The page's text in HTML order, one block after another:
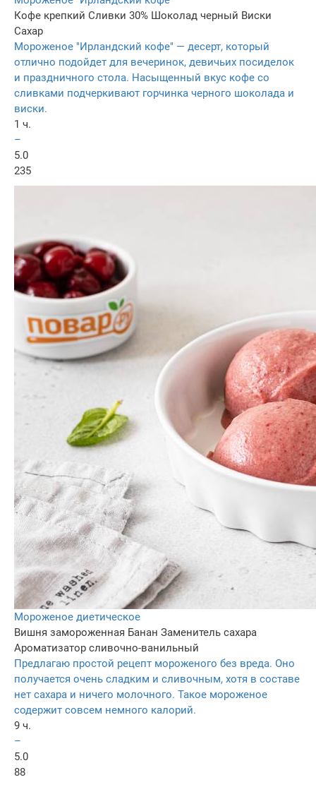
Кофе крепкий Сливки 30% Шоколад черный Виски
Сахар
Мороженое "Ирландский кофе" — десерт, который
отлично подойдет для вечеринок, девичьих посиделок
и праздничного стола. Насыщенный вкус кофе со
сливками подчеркивают горчинка черного шоколада и
виски.
1 ч.
–
5.0
235
Мороженое диетическое
Вишня замороженная Банан Заменитель сахара
Ароматизатор сливочно-ванильный
Предлагаю простой рецепт мороженого без вреда. Оно
получается очень сладким и сливочным, хотя в составе
нет сахара и ничего молочного. Такое мороженое
содержит совсем немного калорий.
9 ч.
–
5.0
88